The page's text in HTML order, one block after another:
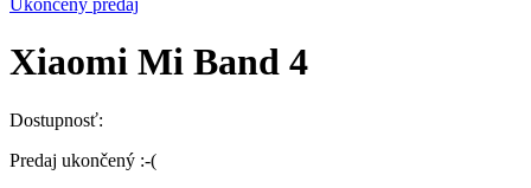
Ukončený predaj
Xiaomi Mi Band 4
Dostupnosť:
Predaj ukončený :-(